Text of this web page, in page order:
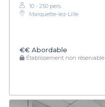
10 - 250 pers.
Marquette-lez-Lille
€€ Abordable
Établissement non réservable